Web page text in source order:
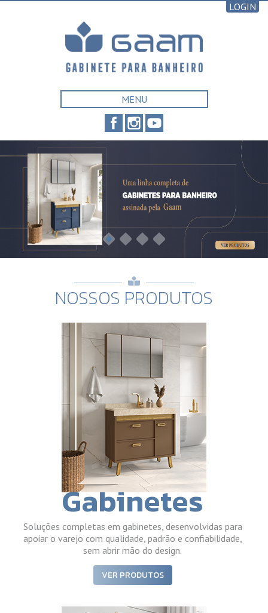
LOGIN
MENU
NOSSOS PRODUTOS
Gabinetes
Soluções completas em gabinetes, desenvolvidas para
apoiar o varejo com qualidade, padrão e confiabilidade,
sem abrir mão do design.
VER PRODUTOS